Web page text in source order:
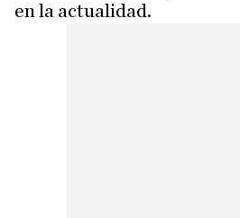
en la actualidad.